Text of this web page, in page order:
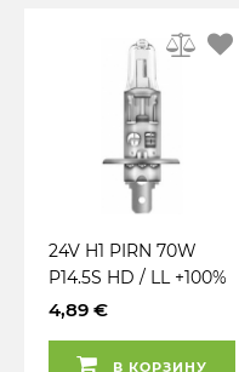
24V H1 PIRN 70W
P14.5S HD / LL +100%
TRUCKSTAR PRO
4,89 €
В КОРЗИНУ